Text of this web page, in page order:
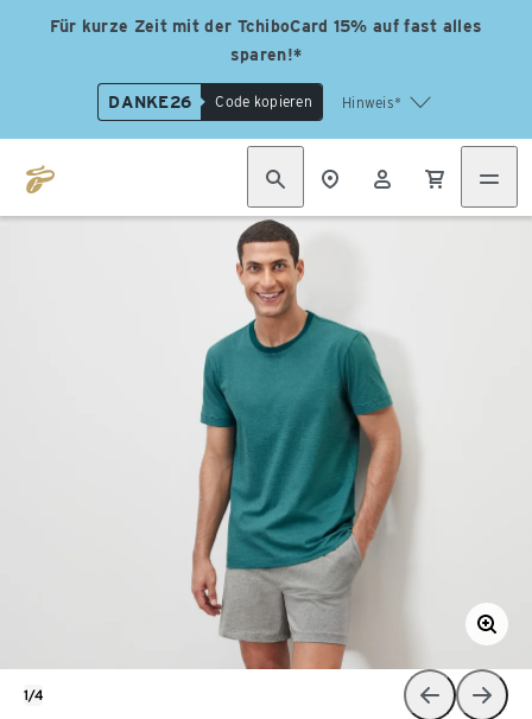
Für kurze Zeit mit der TchiboCard 15% auf fast alles
sparen!*
DANKE26 Code kopieren Hinweis*
1/4